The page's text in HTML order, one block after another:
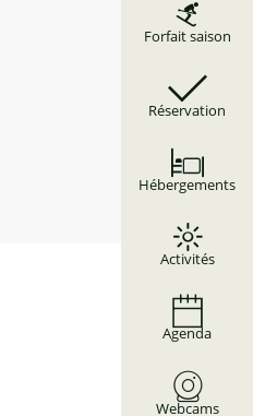
Forfait saison
Réservation
Hébergements
Activités
Agenda
Webcams